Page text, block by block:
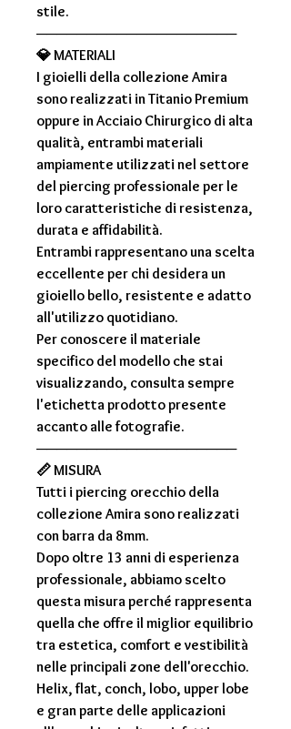
stile.
────────────────────
💎MATERIALI
I gioielli della collezione Amira
sono realizzati inTitanio Premium
oppure inAcciaio Chirurgico di alta
qualità, entrambi materiali
ampiamente utilizzati nel settore
del piercing professionale per le
loro caratteristiche di resistenza,
durata e affidabilità.
Entrambi rappresentano una scelta
eccellente per chi desidera un
gioiello bello, resistente e adatto
all'utilizzo quotidiano.
Per conoscere il materiale
specifico del modello che stai
visualizzando, consulta sempre
l'etichetta prodottopresente
accanto alle fotografie.
────────────────────
📏MISURA
Tutti i piercing orecchio della
collezione Amira sono realizzati
conbarra da 8mm.
Dopo oltre 13 anni di esperienza
professionale, abbiamo scelto
questa misura perché rappresenta
quella che offre il miglior equilibrio
tra estetica, comfort e vestibilità
nelle principali zone dell'orecchio.
Helix, flat, conch, lobo, upper lobe
e gran parte delle applicazioni